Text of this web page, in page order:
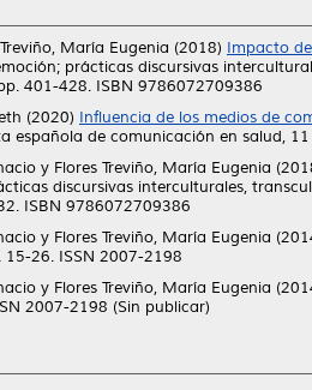
María Eugenia (2018) Impacto
prácticas discursivas
401-428. ISBN 9786072709386
(2020) Influencia de los medios de
española de comunicación en salud,
y Flores Treviño, María Eugenia
discursivas interculturales,
ISBN 9786072709386
y Flores Treviño, María Eugenia
15-26. ISSN 2007-2198
y Flores Treviño, María Eugenia
2007-2198 (Sin publicar)